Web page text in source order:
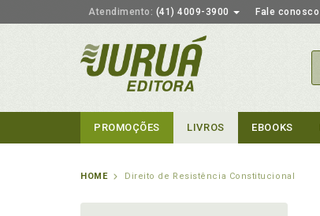
Atendimento: (41) 4009-3900 Fale conosco
PROMOÇÕES LIVROS EBOOKS
HOME Direito de Resistência Constitucional